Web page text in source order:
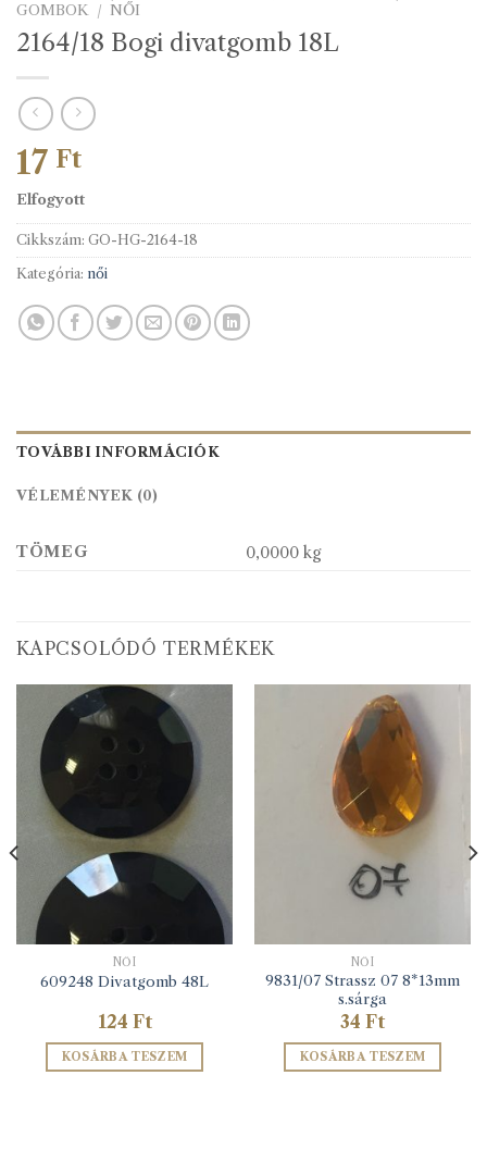
GOMBOK / NŐI
2164/18 Bogi divatgomb 18L
17 Ft
Elfogyott
Cikkszám: GO-HG-2164-18
Kategória: női
TOVÁBBI INFORMÁCIÓK
VÉLEMÉNYEK (0)
TÖMEG 0,0000 kg
KAPCSOLÓDÓ TERMÉKEK
NŐI
609248 Divatgomb 48L
124 Ft
KOSÁRBA TESZEM
NŐI
9831/07 Strassz 07 8*13mm
s.sárga
34 Ft
KOSÁRBA TESZEM